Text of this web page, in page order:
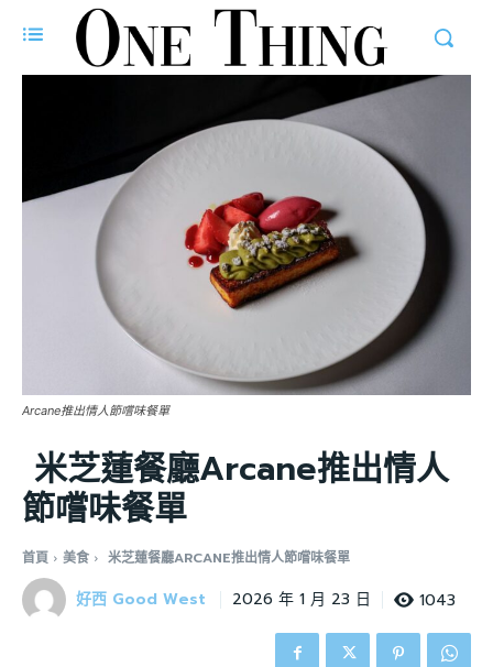
Arcane推出情人節嚐味餐單
米芝蓮餐廳Arcane推出情人
節嚐味餐單
首頁 美食 米芝蓮餐廳ARCANE推出情人節嚐味餐單
好西 Good West 2026 年 1 月 23 日 1043